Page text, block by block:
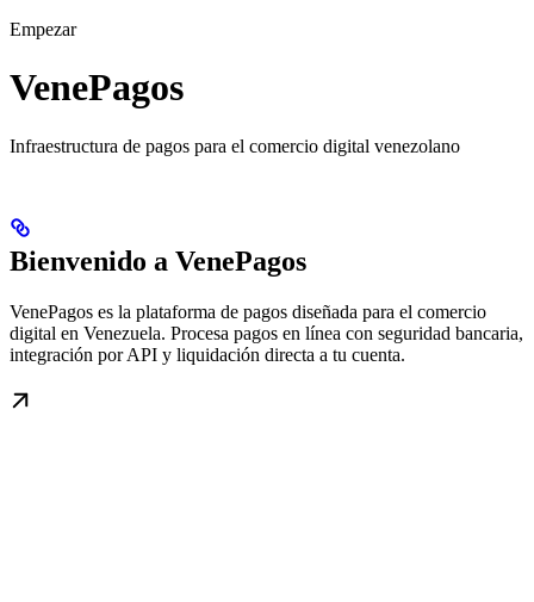
Empezar
VenePagos
Infraestructura de pagos para el comercio digital venezolano
Bienvenido a VenePagos
VenePagos es la plataforma de pagos diseñada para el comercio
digital en Venezuela. Procesa pagos en línea con seguridad bancaria,
integración por API y liquidación directa a tu cuenta.